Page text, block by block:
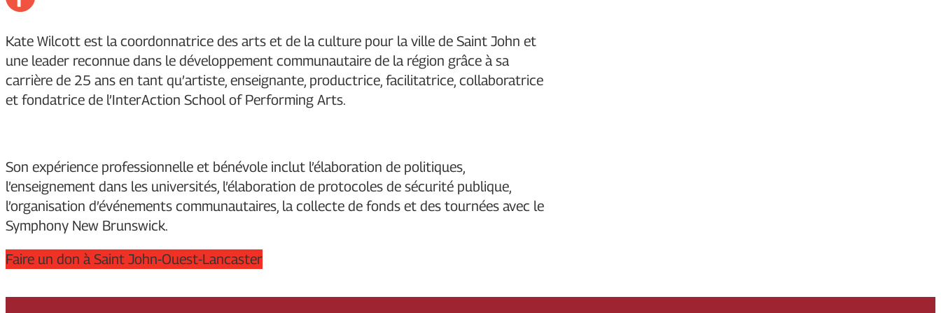
Kate Wilcott est la coordonnatrice des arts et de la culture pour la ville de Saint John et
une leader reconnue dans le développement communautaire de la région grâce à sa
carrière de 25 ans en tant qu’artiste, enseignante, productrice, facilitatrice, collaboratrice
et fondatrice de l’InterAction School of Performing Arts.
Son expérience professionnelle et bénévole inclut l’élaboration de politiques,
l’enseignement dans les universités, l’élaboration de protocoles de sécurité publique,
l’organisation d’événements communautaires, la collecte de fonds et des tournées avec le
Symphony New Brunswick.
Faire un don à Saint John-Ouest-Lancaster